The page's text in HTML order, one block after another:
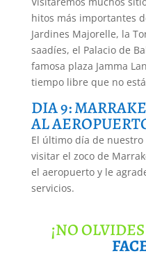
hitos más importantes
Jardines Majorelle, la
saadíes, el Palacio de
famosa plaza Jamma
tiempo libre que no
DIA 9:
AL
El último día de
visitar el zoco de
el aeropuerto y le
servicios.
¡NO